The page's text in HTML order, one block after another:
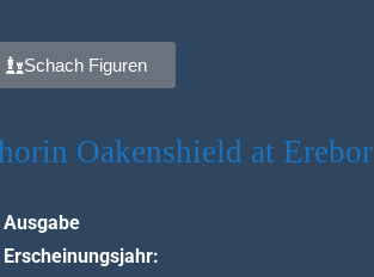
Schach Figuren
Oakenshield at Erebor
Ausgabe
Erscheinungsjahr: